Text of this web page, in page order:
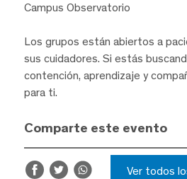
Campus Observatorio
Los grupos están abiertos a
sus cuidadores. Si estás
contención, aprendizaje y
para ti.
Comparte este evento
Ver todos